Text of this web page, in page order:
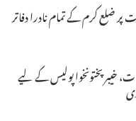
پر ضلع کرم کے تمام نادرا دفاتر
پولیس کے لیے